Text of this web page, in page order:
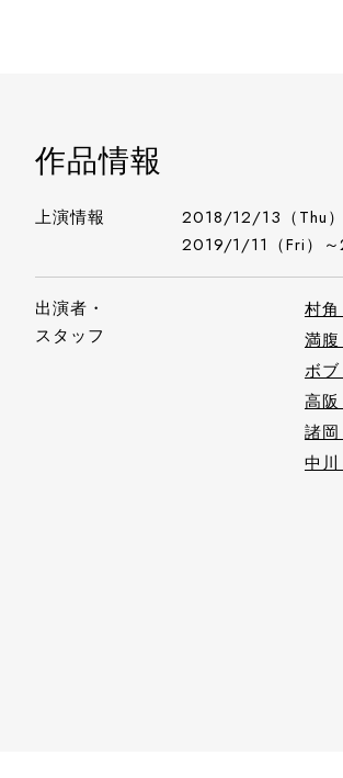
作品情報
上演情報 2018/12/13（Thu
2019/1/11（Fri）
出演者・
スタッフ
村
満
ボ
高
諸
中